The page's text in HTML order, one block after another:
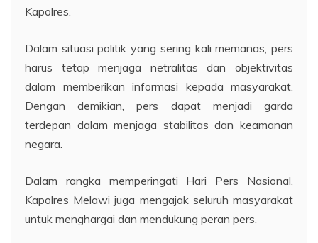
Kapolres.
Dalam situasi politik yang sering kali memanas, pers
harus tetap menjaga netralitas dan objektivitas
dalam memberikan informasi kepada masyarakat.
Dengan demikian, pers dapat menjadi garda
terdepan dalam menjaga stabilitas dan keamanan
negara.
Dalam rangka memperingati Hari Pers Nasional,
Kapolres Melawi juga mengajak seluruh masyarakat
untuk menghargai dan mendukung peran pers.